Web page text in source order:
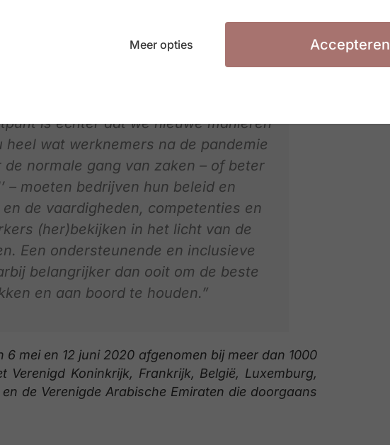
schoonmaakprotocollen (76%), gespreide
(59%).
weet wat de toekomst brengt op het
is echter dat we nieuwe manieren
wat werknemers na de pandemie
normale gang van zaken – of beter
– moeten bedrijven hun beleid en
de vaardigheden, competenties en
(her)bekijken in het licht van de
Een ondersteunende en inclusieve
belangrijker dan ooit om de beste
en aan boord te houden.”
mei en 12 juni 2020 afgenomen bij meer dan 1000
Koninkrijk, Frankrijk, België, Luxemburg,
de Verenigde Arabische Emiraten die doorgaans
Meer opties Accepteren